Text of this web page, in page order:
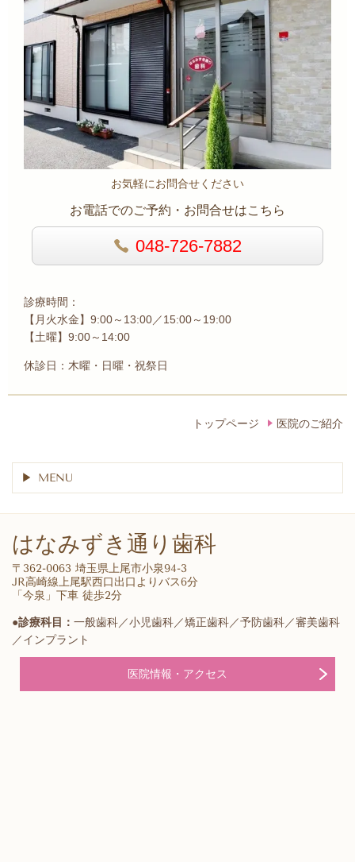
お気軽にお問合せください
お電話でのご予約・お問合せはこちら
048-726-7882
診療時間：
【 月火水金】9:00～13:00／15:00～19:00
【土曜】9:00～14:00
休診日：木曜・日曜・祝祭日
トップページ 医院のご紹介
MENU
はなみずき通り歯科
〒362-0063 埼玉県上尾市小泉94-3
JR高崎線上尾駅西口出口よりバス6分
「今泉」下車 徒歩2分
●診療科目： 一般歯科／小児歯科／矯正歯科／予防歯科／審美歯科
／インプラント
医院情報・アクセス